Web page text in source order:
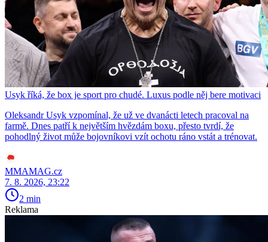
Usyk říká, že box je sport pro chudé. Luxus podle něj bere motivaci
Oleksandr Usyk vzpomínal, že už ve dvanácti letech pracoval na
farmě. Dnes patří k největším hvězdám boxu, přesto tvrdí, že
pohodlný život může bojovníkovi vzít ochotu ráno vstát a trénovat.
MMAMAG.cz
7. 8. 2026, 23:22
2 min
Reklama